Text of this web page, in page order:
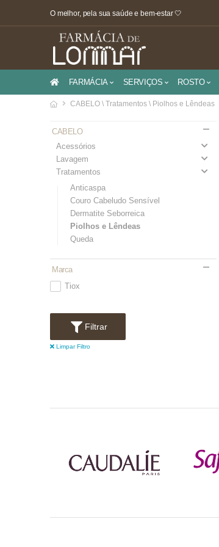
O melhor, pela sua saúde e bem-estar 🤍
FARMÁCIA SERVIÇOS ROSTO
CABELO \ Tratamentos \ Piolhos e Lêndeas
CABELO
Acessórios
Lavagem
Tratamentos
Anticaspa
Couro Cabeludo Sensível
Dermatite Seborreica
Piolhos e Lêndeas
Queda
Marca
Tiox
Filtrar
Limpar Filtro